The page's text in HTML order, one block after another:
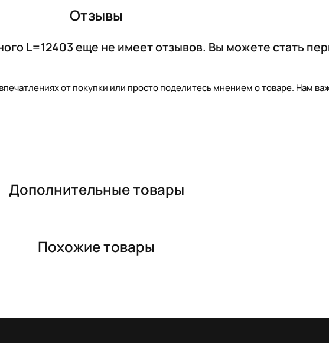
Отзывы
L=12403 еще не имеет отзывов. Вы можете стать
от покупки или просто поделитесь мнением о товаре. Нам
Дополнительные товары
Похожие товары